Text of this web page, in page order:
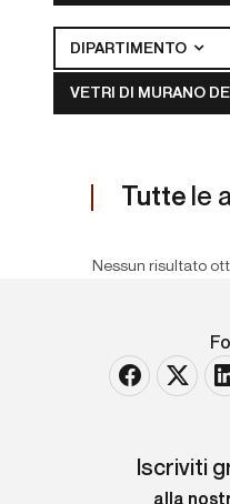
DIPARTIMENTO
VETRI DI MURANO
Tutte le
Nessun risultato
Iscriviti
alla